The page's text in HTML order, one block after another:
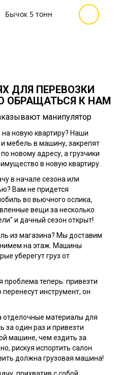
Бычок 5 тонн
ДЛЯ ПЕРЕВОЗКИ
ОБРАЩАТЬСЯ К НАМ
манипулятор
новую квартиру? Наши
и мебель в машину, закрепят
новому адресу, а грузчики
в новую квартиру.
в начале сезона или
Вам не придется
во вьючного ослика,
вещи за несколько
и дачный сезон открыт!
из магазина? Мы доставим
на этаж. Машины
уберегут груз от
проблема теперь: привезти
инструмент, он
отделочные материалы для
за один раз и привезти
машине, чем ездить за
рискуя испортить салон
должна грузовая машина!
прихватив с собой